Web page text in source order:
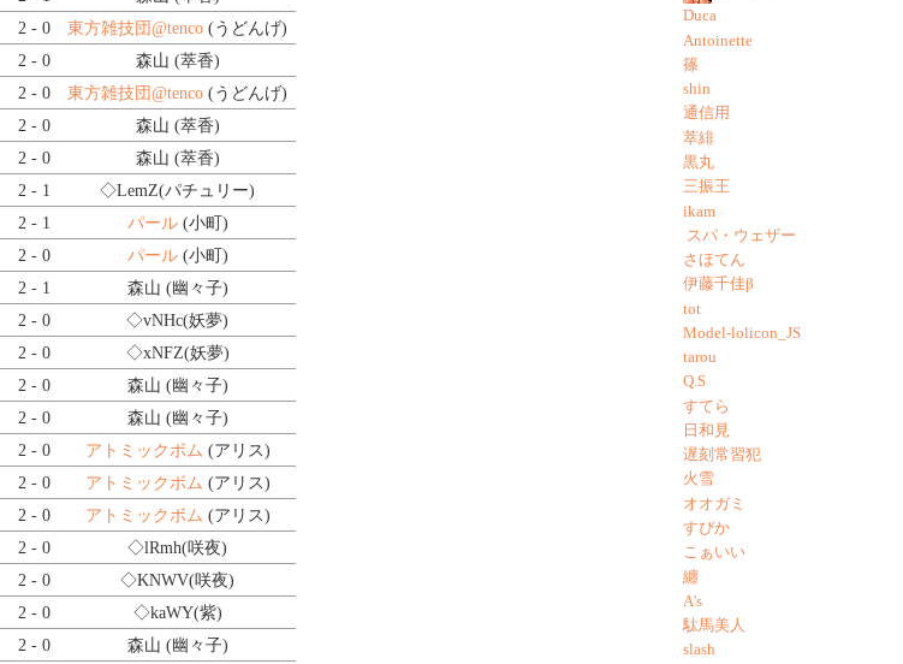
2 - 0 東方雑技団@tenco (うどんげ)
2 - 0 森山 (萃香)
2 - 0 東方雑技団@tenco (うどんげ)
2 - 0 森山 (萃香)
2 - 0 森山 (萃香)
2 - 1 ◇LemZ(パチュリー)
2 - 1 パール(小町)
2 - 0 パール(小町)
2 - 1 森山 (幽々子)
2 - 0 ◇vNHc(妖夢)
2 - 0 ◇xNFZ(妖夢)
2 - 0 森山 (幽々子)
2 - 0 森山 (幽々子)
2 - 0 アトミックボム (アリス)
2 - 0 アトミックボム (アリス)
2 - 0 アトミックボム (アリス)
2 - 0 ◇lRmh(咲夜)
2 - 0 ◇KNWV(咲夜)
2 - 0 ◇kaWY(紫)
2 - 0 森山 (幽々子)
Duca
Antoinette
篠
shin
通信用
萃緋
黒丸
三振王
ikam
スパ・ウェザー
さほてん
伊藤千佳β
tot
Model-lolicon_JS
tarou
Q.S
すてら
日和見
遅刻常習犯
火雪
オオガミ
すぴか
こぁいい
纏
A's
駄馬美人
slash